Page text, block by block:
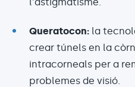
l'astigmatisme.
Queratocon: la
crear túnels en la
intracorneals per a
problemes de visió.